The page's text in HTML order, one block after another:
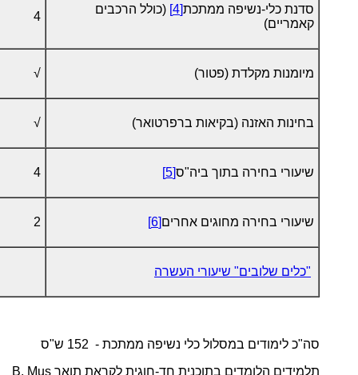
סדנת כלי-נשיפה ממתכת[4]
(כולל הרכבים
קאמריים)
4
מיומנות מקלדת (פטור) √
בחינות האזנה (בקיאות ברפרטואר) √
שיעורי בחירה בתוך ביה"ס[5]
4
שיעורי בחירה מחוגים אחרים[6]
2
"כלים שלובים" שיעורי העשרה
סה"כ לימודים במסלול כלי נשיפה ממתכת - 152 ש"ס
תלמידים הלומדים בתוכנית חד-חוגית לקראת תואר B. Mus